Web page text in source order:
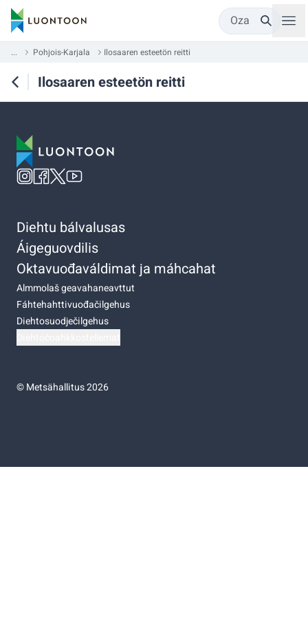
Oza
... Pohjois-Karjala Ilosaaren esteetön reitti
Ilosaaren esteetön reitti
Diehtu bálvalusas
Áigeguovdilis
Oktavuođaváldimat ja máhcahat
Almmolaš geavahaneavttut
Fáhtehahttivuođačilgehus
Diehtosuodječilgehus
©Metsähallitus 2026